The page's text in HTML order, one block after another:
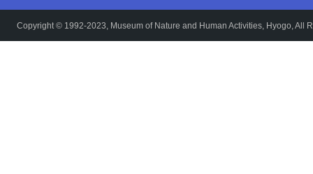
Copyright © 1992-2023, Museum of Nature and Human Activities, Hyogo, All